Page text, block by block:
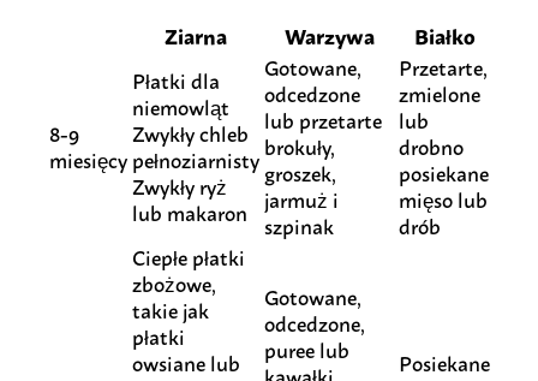
Ziarna
Warzywa Białko
8-9
miesięcy
Płatki dla
niemowląt
Zwykły chleb
pełnoziarnisty
Zwykły ryż
lub makaron
Gotowane,
odcedzone
lub przetarte
brokuły,
groszek,
jarmuż i
szpinak
Przetarte,
zmielone
lub
drobno
posiekane
mięso lub
drób
Ciepłe płatki
zbożowe,
takie jak
płatki
owsiane lub
Gotowane,
odcedzone,
puree lub
Posiekane